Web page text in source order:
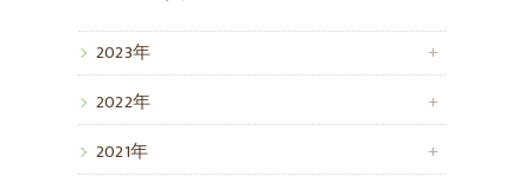
2023年
2022年
2021年